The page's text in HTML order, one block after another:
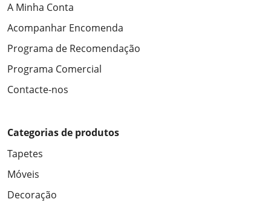
A Minha Conta
Acompanhar Encomenda
Programa de Recomendação
Programa Comercial
Contacte-nos
Categorias de produtos
Tapetes
Móveis
Decoração